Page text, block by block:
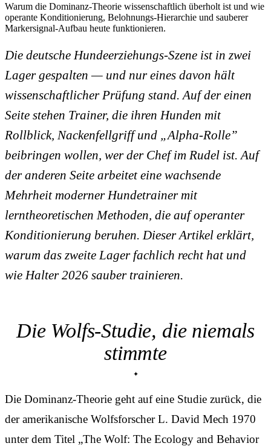
Warum die Dominanz-Theorie wissenschaftlich überholt ist und wie
operante Konditionierung, Belohnungs-Hierarchie und sauberer
Markersignal-Aufbau heute funktionieren.
Die deutsche Hundeerziehungs-Szene ist in zwei
Lager gespalten — und nur eines davon hält
wissenschaftlicher Prüfung stand. Auf der einen
Seite stehen Trainer, die ihren Hunden mit
Rollblick, Nackenfellgriff und „Alpha-Rolle”
beibringen wollen, wer der Chef im Rudel ist. Auf
der anderen Seite arbeitet eine wachsende
Mehrheit moderner Hundetrainer mit
lerntheoretischen Methoden, die auf operanter
Konditionierung beruhen. Dieser Artikel erklärt,
warum das zweite Lager fachlich recht hat und
wie Halter 2026 sauber trainieren.
Die Wolfs-Studie, die niemals
stimmte
Die Dominanz-Theorie geht auf eine Studie zurück, die
der amerikanische Wolfsforscher L. David Mech 1970
unter dem Titel „The Wolf: The Ecology and Behavior